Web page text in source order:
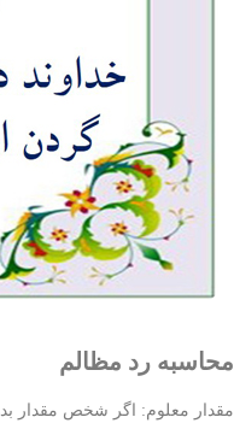
محاسبه رد مظالم
مقدار معلوم: اگر شخص مقدار